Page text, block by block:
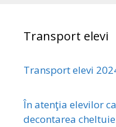
Transport elevi
Transport elevi
În atenţia elevilor
decontarea